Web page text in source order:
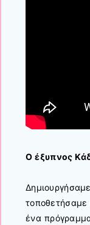
Ο έξυπνος
ένα